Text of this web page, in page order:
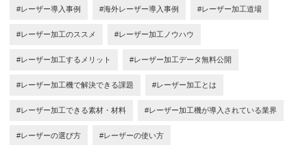
#レーザー導入事例 #海外レーザー導入事例 #レーザー加工道場
#レーザー加工のススメ #レーザー加工ノウハウ
#レーザー加工するメリット #レーザー加工データ無料公開
#レーザー加工機で解決できる課題 #レーザー加工とは
#レーザー加工できる素材・材料 #レーザー加工機が導入されている業界
#レーザーの選び方 #レーザーの使い方